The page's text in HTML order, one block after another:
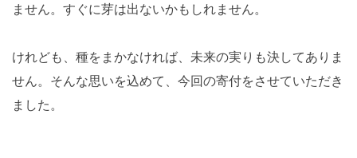
ません。すぐに芽は出ないかもしれません。
けれども、種をまかなければ、未来の実りも決してありま
せん。そんな思いを込めて、今回の寄付をさせていただき
ました。